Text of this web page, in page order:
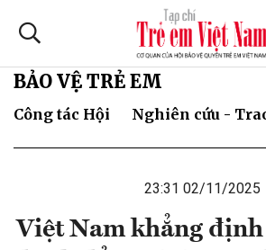
BẢO VỆ TRẺ EM
Công tác Hội Nghiên cứu -
23:31 02/11/2025
Việt Nam khẳng định